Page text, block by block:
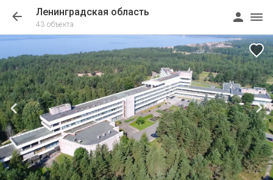
Ленинградская область
43 объекта